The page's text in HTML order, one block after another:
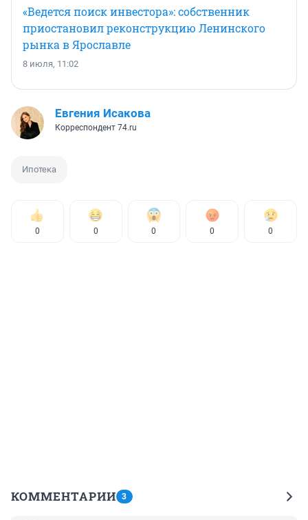
«Ведется поиск инвестора»: собственник
приостановил реконструкцию Ленинского
рынка в Ярославле
8 июля, 11:02
Евгения Исакова
Корреспондент 74.ru
Ипотека
0 0 0 0 0
КОММЕНТАРИИ 3